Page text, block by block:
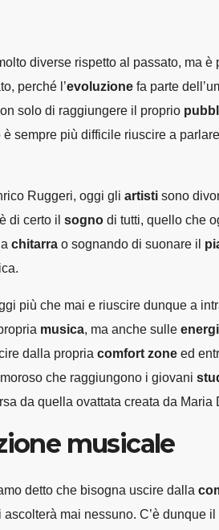
diverse rispetto al passato, ma è
perché l’evoluzione fa parte
solo di raggiungere il proprio
è sempre più difficile riuscire a
Ruggeri, oggi gli artisti sono
è di certo il sogno di tutti, quello che
chitarra o sognando di suonare il
più che mai e riuscire dunque a
musica, ma anche sulle
dalla propria comfort zone ed
che raggiungono i giovani
da quella ovattata creata da
musicale
detto che bisogna uscire dalla
mai nessuno. C’è dunque